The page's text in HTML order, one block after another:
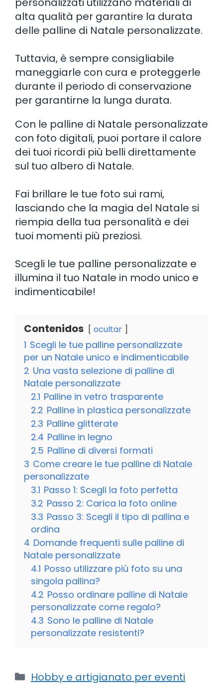
alta qualità per garantire la durata
delle palline di Natale personalizzate.
Tuttavia, è sempre consigliabile
maneggiarle con cura e proteggerle
durante il periodo di conservazione
per garantirne la lunga durata.
Con le palline di Natale personalizzate
con foto digitali, puoi portare il calore
dei tuoi ricordi più belli direttamente
sul tuo albero di Natale.
Fai brillare le tue foto sui rami,
lasciando che la magia del Natale si
riempia della tua personalità e dei
tuoi momenti più preziosi.
Scegli le tue palline personalizzate e
illumina il tuo Natale in modo unico e
indimenticabile!
Contenidos ocultar
1 Scegli le tue palline personalizzate
per un Natale unico e indimenticabile
2 Una vasta selezione di palline di
Natale personalizzate
2.1 Palline in vetro trasparente
2.2 Palline in plastica personalizzate
2.3 Palline glitterate
2.4 Palline in legno
2.5 Palline di diversi formati
3 Come creare le tue palline di Natale
personalizzate
3.1 Passo 1: Scegli la foto perfetta
3.2 Passo 2: Carica la foto online
3.3 Passo 3: Scegli il tipo di pallina e
ordina
4 Domande frequenti sulle palline di
Natale personalizzate
4.1 Posso utilizzare più foto su una
singola pallina?
4.2 Posso ordinare palline di Natale
personalizzate come regalo?
4.3 Sono le palline di Natale
personalizzate resistenti?
Categorie
Hobby e artigianato per eventi